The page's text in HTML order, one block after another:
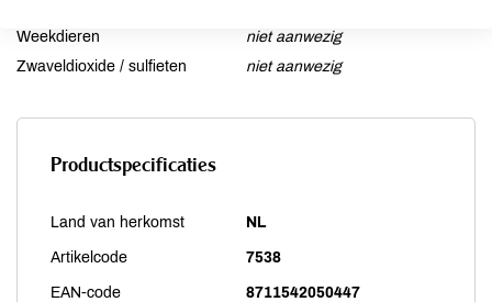
Weekdieren
niet aanwezig
Zwaveldioxide / sulfieten
niet aanwezig
Productspecificaties
Land van herkomst NL
Artikelcode 7538
EAN-code 8711542050447